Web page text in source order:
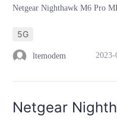
Netgear Nighthawk M6 Pro
5G
ltemodem 2023-
Netgear